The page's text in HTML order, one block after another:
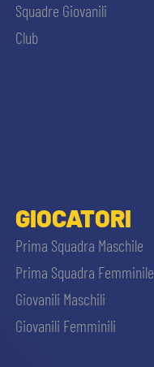
Squadre Giovanili
Club
GIOCATORI
Prima Squadra Maschile
Prima Squadra Femminile
Giovanili Maschili
Giovanili Femminili